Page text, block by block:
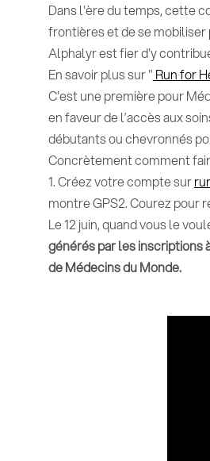
Dans l'ère du temps, cette
frontières et de se mobiliser
Alphalyr est fier d'y
En savoir plus sur " Run for
C'est une première pour
en faveur de l’accès aux
débutants ou chevronnés
Concrètement comment
1. Créez votre compte sur
montre GPS2. Courez pour
Le 12 juin, quand vous le
générés par les inscriptions
de Médecins du Monde.